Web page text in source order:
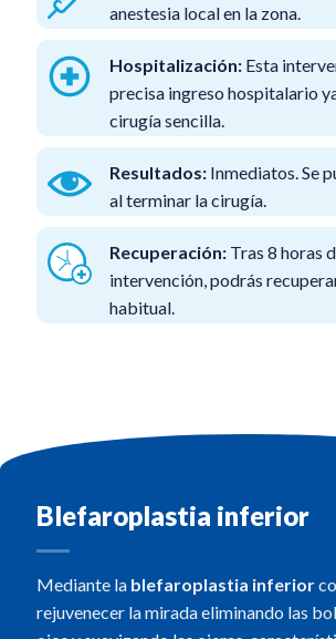
anestesia local en la zona.
Hospitalización:Esta
precisa ingreso hospitalario
cirugía sencilla.
Resultados:Inmediatos. Se
al terminar la cirugía.
Recuperación:Tras 8 horas
intervención, podrás
habitual.
Blefaroplastia inferior
Mediante la blefaroplastia inferior
rejuvenecer la mirada eliminando las